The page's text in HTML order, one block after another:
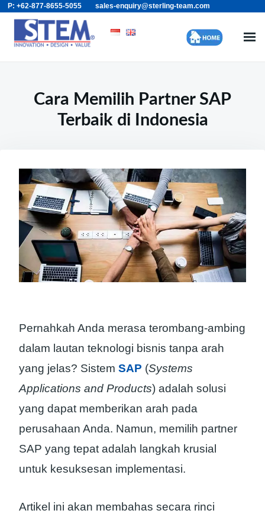
Skip
content
Search
for:
P: +62-877-8655-5055 sales-enquiry@sterling-team.com
Cara Memilih Partner SAP
Terbaik di Indonesia
Pernahkah Anda merasa terombang-ambing
dalam lautan teknologi bisnis tanpa arah
yang jelas? Sistem SAP (Systems
Applications and Products) adalah solusi
yang dapat memberikan arah pada
perusahaan Anda. Namun, memilih partner
SAP yang tepat adalah langkah krusial
untuk kesuksesan implementasi.
Artikel ini akan membahas secara rinci